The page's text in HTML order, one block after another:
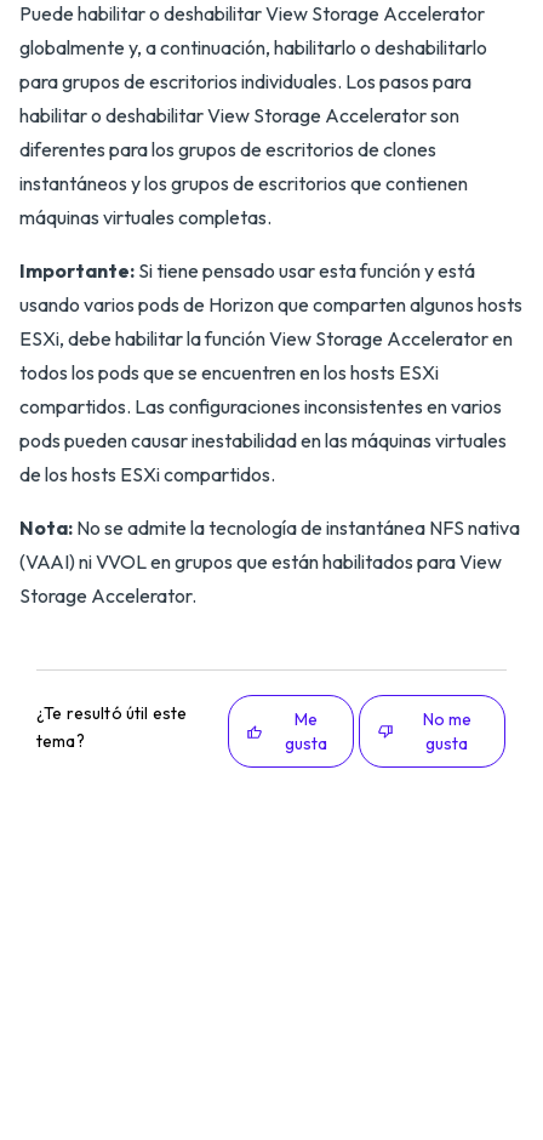
Puede habilitar o deshabilitar View Storage Accelerator
globalmente y, a continuación, habilitarlo o deshabilitarlo
para grupos de escritorios individuales. Los pasos para
habilitar o deshabilitar View Storage Accelerator son
diferentes para los grupos de escritorios de clones
instantáneos y los grupos de escritorios que contienen
máquinas virtuales completas.
Importante: Si tiene pensado usar esta función y está
usando varios pods de Horizon que comparten algunos hosts
ESXi, debe habilitar la función View Storage Accelerator en
todos los pods que se encuentren en los hosts ESXi
compartidos. Las configuraciones inconsistentes en varios
pods pueden causar inestabilidad en las máquinas virtuales
de los hosts ESXi compartidos.
Nota: No se admite la tecnología de instantánea NFS nativa
(VAAI) ni VVOL en grupos que están habilitados para View
Storage Accelerator.
¿Te resultó útil este
tema?
Me
gusta
No me
gusta